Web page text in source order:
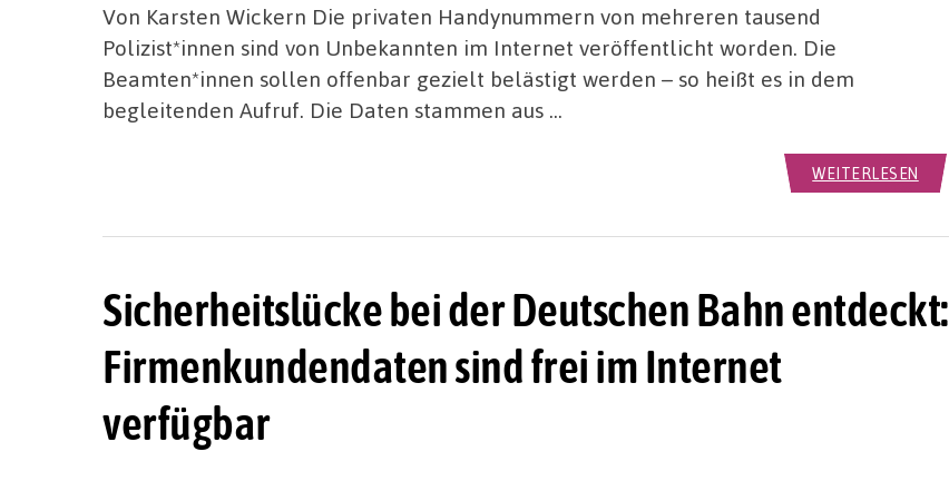
Von Karsten Wickern Die privaten Handynummern von mehreren tausend
Polizist*innen sind von Unbekannten im Internet veröffentlicht worden. Die
Beamten*innen sollen offenbar gezielt belästigt werden – so heißt es in dem
begleitenden Aufruf. Die Daten stammen aus …
WEITERLESEN
Sicherheitslücke bei der Deutschen Bahn entdeckt:
Firmenkundendaten sind frei im Internet
verfügbar